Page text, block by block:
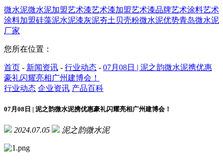
微水泥微水泥加盟艺术漆艺术漆加盟艺术漆品牌艺术涂料艺术
涂料加盟硅藻泥水泥漆灰泥夯土 贝壳粉微水泥优势青岛微水泥
厂家
您所在位置：
首页 - 新闻资讯 - 行业动态 - 07月08日 | 泥之韵微水泥携优惠
豪礼闪耀亮相广州建博会！
行业动态 企业资讯 产品百科
07月08日 | 泥之韵微水泥携优惠豪礼闪耀亮相广州建博会！
2024.07.05 泥之韵微水泥